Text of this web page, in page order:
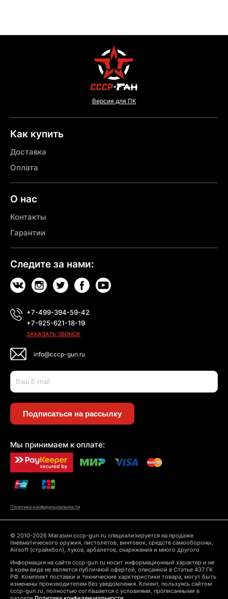
Версия для ПК
Как купить
Доставка
Оплата
О нас
Контакты
Гарантии
Следите за нами:
+7-499-394-59-42
+7-925-621-18-19
ЗАКАЗАТЬ ЗВОНОК
info@cccp-gun.ru
Подписаться на рассылку
Мы принимаем к оплате:
Политика конфиденциальности
© 2010-2026 Магазин cccp-gun.ru специализируется на продаже
пневматического оружия, пистолетов, винтовок, средств самообороны,
Airsoft (страйкбол), луков, арбалетов, снаряжения и много другого
Информация на сайте cccp-gun.ru носит информационный характер и не
в коем виде не является публичной офертой, описанной в Статье 437 ГК
РФ. Комплект поставки и технические харктеристики товара, могут быть
изменены производителем без уведомления. Клиент, пользуясь сайтом
cccp-gun.ru, полностью соглашается с условиями, прописанными в